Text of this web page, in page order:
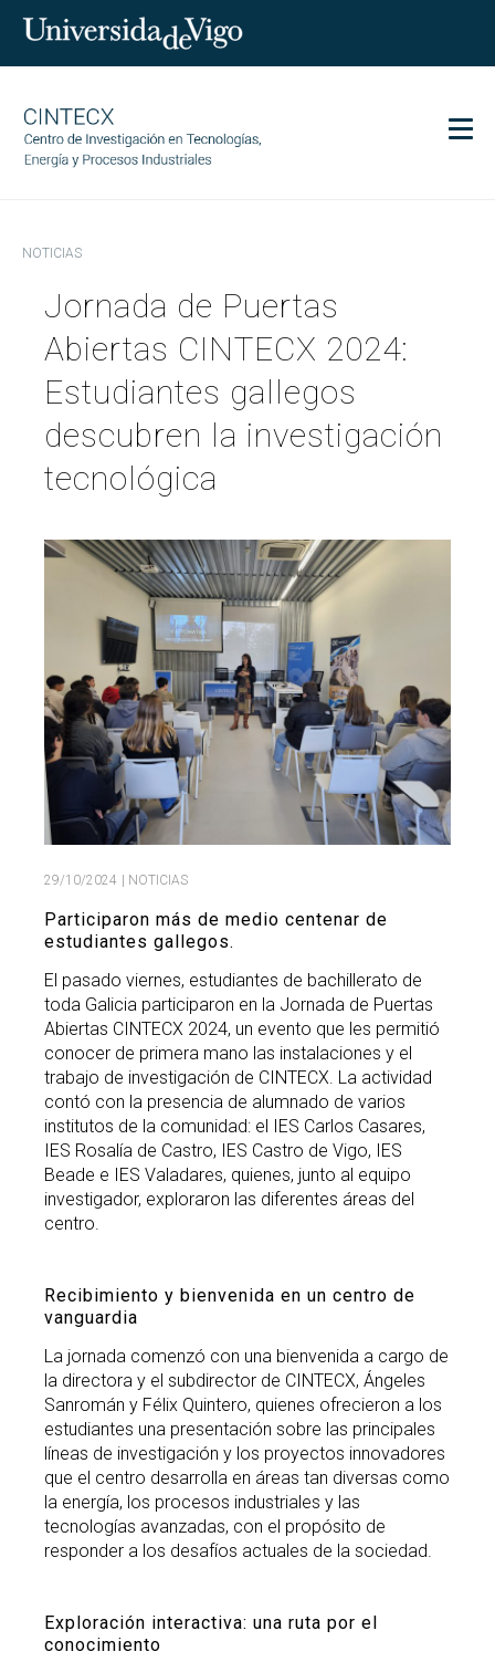
Investigación
Transferencia
Servicios
Ciencia y sociedad
Igualdad
GL EN Search
Buscar
por:
BUSCAR
TwitterInstagramYoutubeLinkedin
NOTICIAS
Jornada de Puertas
Abiertas CINTECX 2024:
Estudiantes gallegos
descubren la investigación
tecnológica
29/10/2024 | NOTICIAS
Participaron más de medio centenar de
estudiantes gallegos.
El pasado viernes, estudiantes de bachillerato de
toda Galicia participaron en la Jornada de Puertas
Abiertas CINTECX 2024, un evento que les permitió
conocer de primera mano las instalaciones y el
trabajo de investigación de CINTECX. La actividad
contó con la presencia de alumnado de varios
institutos de la comunidad: el IES Carlos Casares,
IES Rosalía de Castro, IES Castro de Vigo, IES
Beade e IES Valadares, quienes, junto al equipo
investigador, exploraron las diferentes áreas del
centro.
Recibimiento y bienvenida en un centro de
vanguardia
La jornada comenzó con una bienvenida a cargo de
la directora y el subdirector de CINTECX, Ángeles
Sanromán y Félix Quintero, quienes ofrecieron a los
estudiantes una presentación sobre las principales
líneas de investigación y los proyectos innovadores
que el centro desarrolla en áreas tan diversas como
la energía, los procesos industriales y las
tecnologías avanzadas, con el propósito de
responder a los desafíos actuales de la sociedad.
Exploración interactiva: una ruta por el
conocimiento